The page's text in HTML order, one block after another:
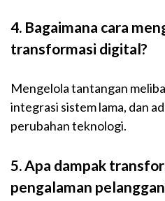
4. Bagaimana cara
transformasi digital?
Mengelola tantangan
integrasi sistem lama, dan
perubahan teknologi.
5. Apa dampak
pengalaman